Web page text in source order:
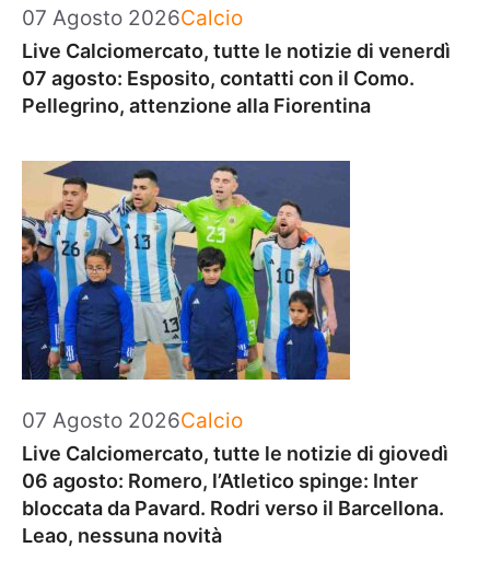
07 Agosto 2026Categorie
Calcio
Live Calciomercato, tutte le notizie di venerdì
07 agosto: Esposito, contatti con il Como.
Pellegrino, attenzione alla Fiorentina
07 Agosto 2026Categorie
Calcio
Live Calciomercato, tutte le notizie di giovedì
06 agosto: Romero, l’Atletico spinge: Inter
bloccata da Pavard. Rodri verso il Barcellona.
Leao, nessuna novità